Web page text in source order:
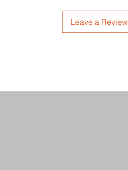
Leave a Review